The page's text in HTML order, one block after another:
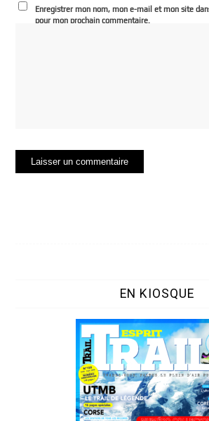
Enregistrer mon nom, mon e-mail et mon site
pour mon prochain commentaire.
EN KIOSQUE